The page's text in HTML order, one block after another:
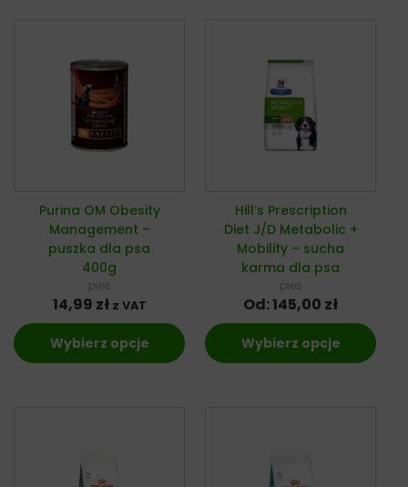
Purina OM Obesity
Management –
puszka dla psa
400g
pies
14,99 zł z VAT
Wybierz opcje
Hill’s Prescription
Diet J/D Metabolic +
Mobility – sucha
karma dla psa
pies
Od:145,00 zł
Wybierz opcje